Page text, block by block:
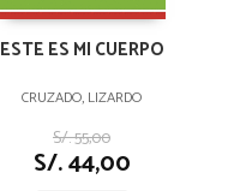
ESTE ES MI CUERPO
CRUZADO, LIZARDO
S/. 55,00
S/. 44,00